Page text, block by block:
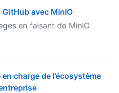
avec MinIO
en faisant de MinIO
charge de l’écosystème